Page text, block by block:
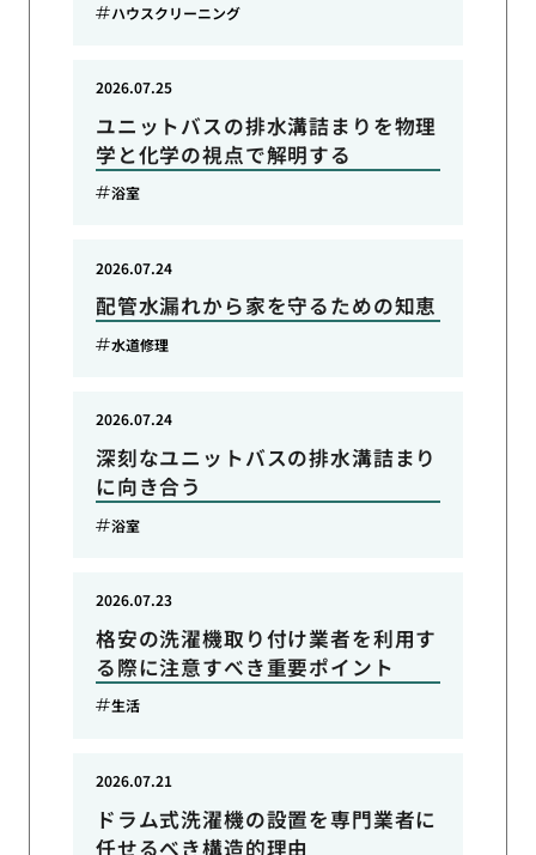
ハウスクリーニング
ユニットバスの排水溝詰まりを物理
学と化学の視点で解明する
2026.07.25
浴室
配管水漏れから家を守るための知恵
2026.07.24
水道修理
深刻なユニットバスの排水溝詰まり
に向き合う
2026.07.24
浴室
格安の洗濯機取り付け業者を利用す
る際に注意すべき重要ポイント
2026.07.23
生活
ドラム式洗濯機の設置を専門業者に
任せるべき構造的理由
2026.07.21